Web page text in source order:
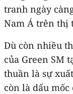
tranh ngày
Nam Á trên thị
Dù còn nhiều
của Green SM
thuần là sự
còn là dấu